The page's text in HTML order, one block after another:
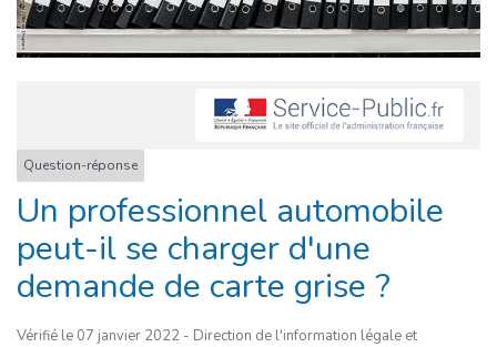
Question-réponse
Un professionnel automobile
peut-il se charger d'une
demande de carte grise ?
Vérifié le 07 janvier 2022 - Direction de l'information légale et